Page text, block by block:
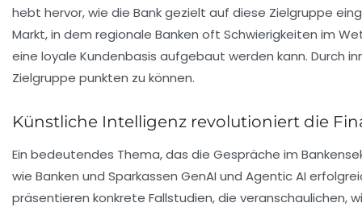
hebt hervor, wie die Bank gezielt auf diese Zielgruppe
Markt, in dem regionale Banken oft Schwierigkeiten im
eine loyale Kundenbasis aufgebaut werden kann. Durch
Zielgruppe punkten zu können.
Künstliche Intelligenz revolutioniert die
Ein bedeutendes Thema, das die Gespräche im
wie Banken und Sparkassen GenAI und Agentic AI
präsentieren konkrete Fallstudien, die veranschaulichen,